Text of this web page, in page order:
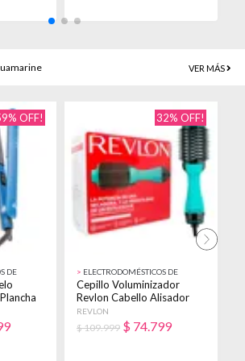
VER MÁS
OFF!
DE
32% OFF!
> ELECTRODOMÉSTICOS DE
BELLEZA
Cepillo Voluminizador
Revlon Cabello Alisador
Anti Frizz Verde Agua
REVLON
$ 109.999 $ 74.799